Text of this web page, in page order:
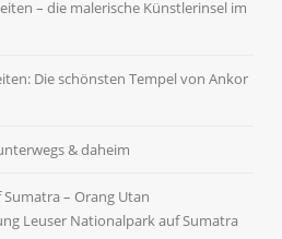
– die malerische Künstlerinsel im
Die schönsten Tempel von Ankor
& daheim
– Orang Utan
Leuser Nationalpark auf Sumatra